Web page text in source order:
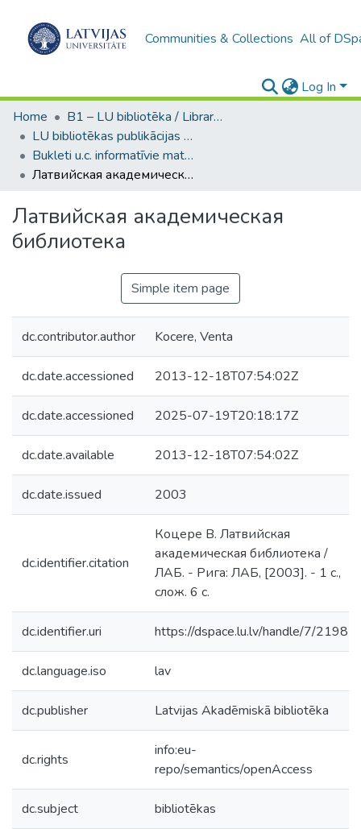
Communities & Collections All of
Log In
Home
B1 – LU bibliotēka / Library of the UL
LU bibliotēkas publikācijas / Publications of the University Library
Bukleti u.c. informatīvie materiāli (LUB) / Booklets and other informational materials
Латвийская академическая библиотека
Латвийская академическая
библиотека
Simple item page
dc.contributor.author Kocere, Venta
dc.date.accessioned 2013-12-18T07:54:02Z
dc.date.accessioned 2025-07-19T20:18:17Z
dc.date.available 2013-12-18T07:54:02Z
dc.date.issued 2003
dc.identifier.citation
Коцере В. Латвийская
академическая библиотека /
ЛАБ. - Рига: ЛАБ, [2003]. - 1 с.,
слож. 6 с.
dc.identifier.uri https://dspace.lu.lv/handle/7/2198
dc.language.iso lav
dc.publisher Latvijas Akadēmiskā bibliotēka
dc.rights
info:eu-
repo/semantics/openAccess
dc.subject bibliotēkas